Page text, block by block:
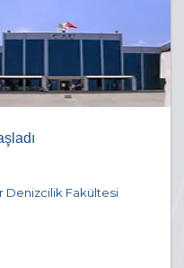
Denizcilik Fakültesi